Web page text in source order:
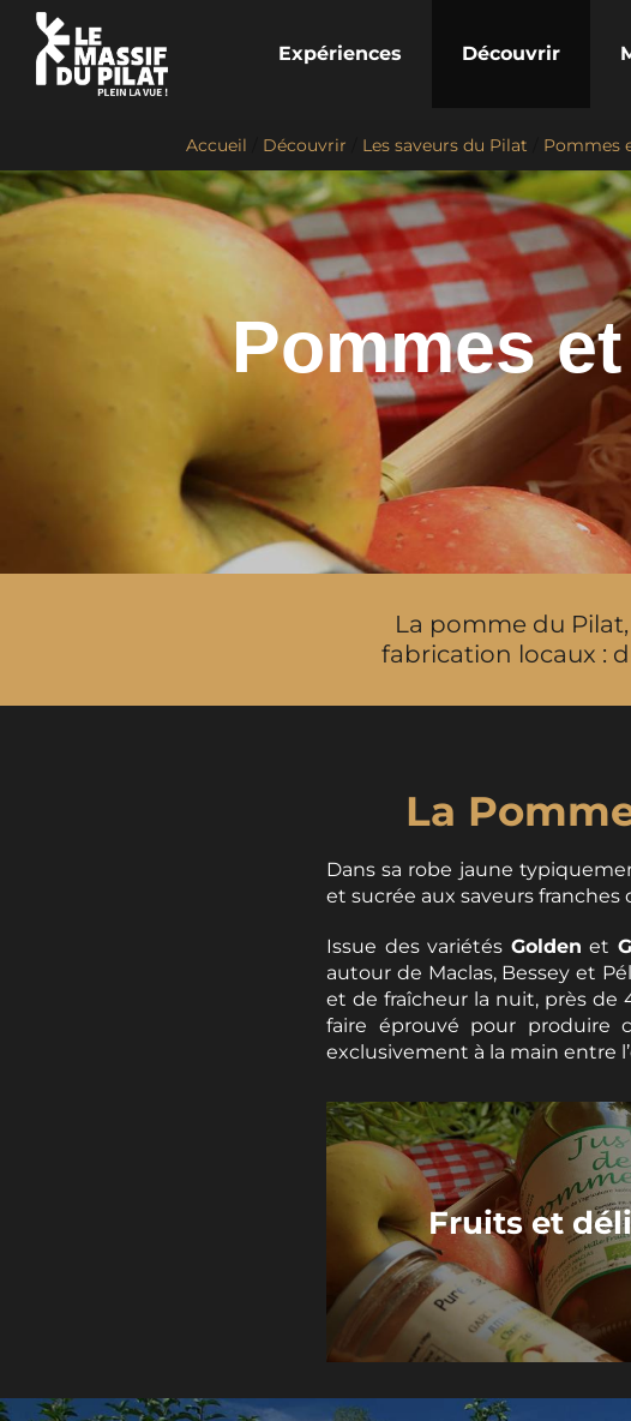
Expériences Découvrir
Accueil Découvrir Les saveurs du Pilat Pommes
Pommes
La pomme du
fabrication locaux :
La
Dans sa robe jaune
et sucrée aux saveurs
Issue des variétés Golden et
autour de Maclas, Bessey et
et de fraîcheur la nuit, près de
faire éprouvé pour produire
exclusivement à la main entre
Fruits et